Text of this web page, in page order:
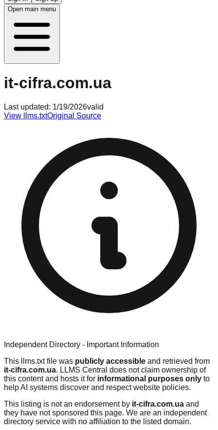
Open main menu
it-cifra.com.ua
Last updated: 1/19/2026valid
View llms.txtOriginal Source
Independent Directory - Important Information
This llms.txt file was publicly accessible and retrieved from
it-cifra.com.ua. LLMS Central does not claim ownership of
this content and hosts it for informational purposes only to
help AI systems discover and respect website policies.
This listing is not an endorsement by it-cifra.com.ua and
they have not sponsored this page. We are an independent
directory service with no affiliation to the listed domain.